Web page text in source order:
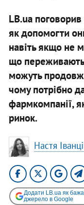
LB.ua
як допомогти
навіть якщо не
що переживають
можуть
чому потрібно
фармкомпанії,
ринок.
Настя
Додати LB.ua як
джерело в Google